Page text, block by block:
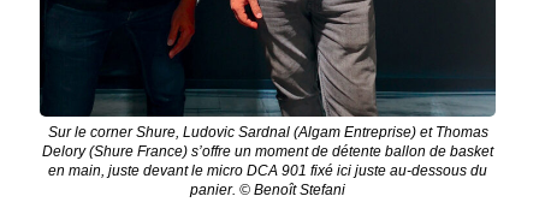
Sur le corner Shure, Ludovic Sardnal (Algam Entreprise) et Thomas
Delory (Shure France) s’offre un moment de détente ballon de basket
en main, juste devant le micro DCA 901 fixé ici juste au-dessous du
panier. © Benoît Stefani